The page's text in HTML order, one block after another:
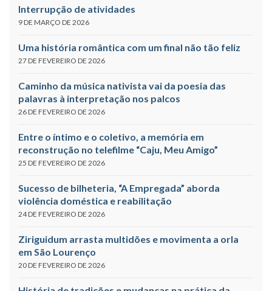
Interrupção de atividades
9 DE MARÇO DE 2026
Uma história romântica com um final não tão feliz
27 DE FEVEREIRO DE 2026
Caminho da música nativista vai da poesia das
palavras à interpretação nos palcos
26 DE FEVEREIRO DE 2026
Entre o íntimo e o coletivo, a memória em
reconstrução no telefilme “Caju, Meu Amigo”
25 DE FEVEREIRO DE 2026
Sucesso de bilheteria, “A Empregada” aborda
violência doméstica e reabilitação
24 DE FEVEREIRO DE 2026
Ziriguidum arrasta multidões e movimenta a orla
em São Lourenço
20 DE FEVEREIRO DE 2026